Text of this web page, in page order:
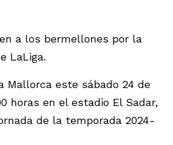
a los bermellones por la
LaLiga.
Mallorca este sábado 24 de
horas en el estadio El Sadar,
de la temporada 2024-